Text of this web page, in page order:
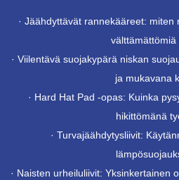
· Jäähdyttävät rannekääreet: miten
välttämättömiä
· Viilentävä suojakypärä niskan
ja mukavana
· Hard Hat Pad -opas: Kuinka
hikittömänä
· Turvajäähdytysliivit:
· Naisten urheiluliivit: Yksinkertainen